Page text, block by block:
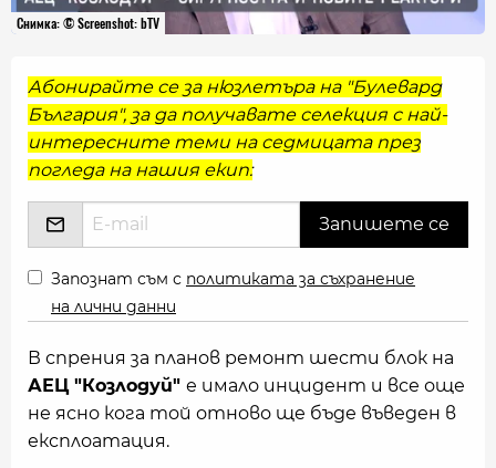
Снимка: © Screenshot: bTV
Абонирайте се за нюзлетъра на "Булевард
България", за да получавате селекция с най-
интересните теми на седмицата през
погледа на нашия екип:
Запознат съм с политиката за съхранение
на лични данни
В спрения за планов ремонт шести блок на
АЕЦ "Козлодуй" е имало инцидент и все още
не ясно кога той отново ще бъде въведен в
експлоатация.